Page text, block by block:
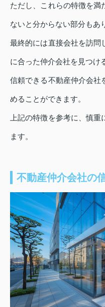
ただし、これらの特徴を満
ないと分からない部分もあ
最終的には直接会社を訪問
に合った仲介会社を見つけ
信頼できる不動産仲介会社
めることができます。
上記の特徴を参考に、慎
ます。
不動産仲介会社の